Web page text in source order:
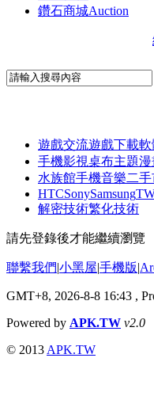
鑽石商城Auction
遊戲交流遊戲下載軟
手機影視桌布主題漫
水族館手機音樂二
HTCSonySamsung
解密技術繁化技術
請先登錄後才能繼續瀏覽
聯繫我們|小黑屋|手機版|
GMT+8, 2026-8-8 16:43 ,
Powered by APK.TW v2.0
© 2013 APK.TW